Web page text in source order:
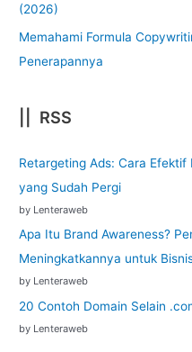
(2026)
Memahami Formula
Penerapannya
|| RSS
Retargeting Ads: Cara Efektif
yang Sudah Pergi
by Lenteraweb
Apa Itu Brand Awareness?
Meningkatkannya untuk
by Lenteraweb
20 Contoh Domain Selain
by Lenteraweb